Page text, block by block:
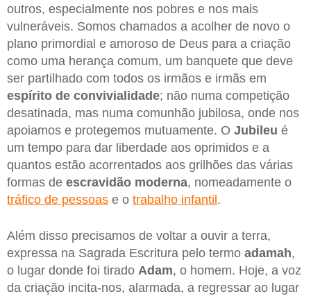
outros, especialmente nos pobres e nos mais
vulneráveis. Somos chamados a acolher de novo o
plano primordial e amoroso de Deus para a criação
como uma herança comum, um banquete que deve
ser partilhado com todos os irmãos e irmãs em
espírito de convivialidade; não numa competição
desatinada, mas numa comunhão jubilosa, onde nos
apoiamos e protegemos mutuamente. O Jubileu é
um tempo para dar liberdade aos oprimidos e a
quantos estão acorrentados aos grilhões das várias
formas de escravidão moderna, nomeadamente o
tráfico de pessoas e o trabalho infantil .
Além disso precisamos de voltar a ouvir a terra,
expressa na Sagrada Escritura pelo termo adamah,
o lugar donde foi tirado Adam, o homem. Hoje, a voz
da criação incita-nos, alarmada, a regressar ao lugar